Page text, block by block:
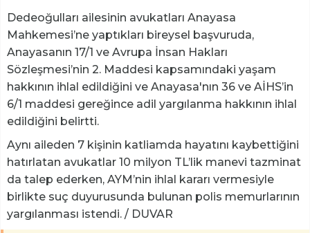
Dedeoğulları ailesinin avukatları Anayasa
Mahkemesi’ne yaptıkları bireysel başvuruda,
Anayasanın 17/1 ve Avrupa İnsan Hakları
Sözleşmesi’nin 2. Maddesi kapsamındaki yaşam
hakkının ihlal edildiğini ve Anayasa'nın 36 ve AİHS’in
6/1 maddesi gereğince adil yargılanma hakkının ihlal
edildiğini belirtti.
Aynı aileden 7 kişinin katliamda hayatını kaybettiğini
hatırlatan avukatlar 10 milyon TL’lik manevi tazminat
da talep ederken, AYM’nin ihlal kararı vermesiyle
birlikte suç duyurusunda bulunan polis memurlarının
yargılanması istendi. / DUVAR